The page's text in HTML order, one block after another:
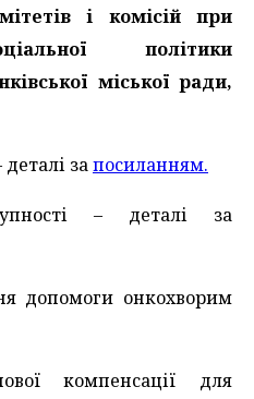
і комісій при
політики
міської ради,
запосиланням.
– деталі за
допомоги онкохворим
компенсації для